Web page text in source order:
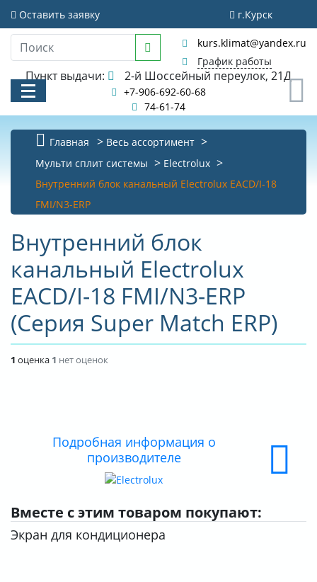
Оставить заявку г.Курск
kurs.klimat@yandex.ru
График работы
Пункт выдачи: 2-й Шоссейный переулок, 21Д
+7-906-692-60-68
74-61-74
КАТАЛОГ
АКЦИИ И РАСПРОДАЖИ
БИБЛИОТЕКА
НОВОСТИ
КОНТАКТЫ
О КОМПАНИИ
ДОСТАВКА
Главная
Весь ассортимент
Мульти сплит системы
Electrolux
Внутренний блок канальный Electrolux EACD/I-18
FMI/N3-ERP
Внутренний блок
канальный Electrolux
EACD/I-18 FMI/N3-ERP
(Серия Super Match ERP)
1 оценка 1 нет оценок
Подробная информация о
производителе
Вместе с этим товаром покупают:
Экран для кондиционера